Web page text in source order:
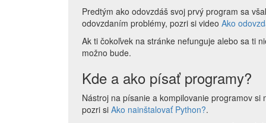
Predtým ako odovzdáš svoj prvý program sa
odovzdaním problémy, pozri si video Ako
Ak ti čokoľvek na stránke nefunguje alebo sa ti
možno bude.
Kde a ako písať programy?
Nástroj na písanie a kompilovanie programov
pozri si Ako nainštalovať Python?.